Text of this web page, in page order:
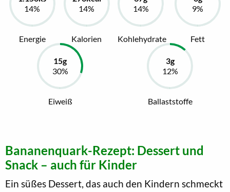
Energie Kalorien Kohlehydrate Fett
Eiweiß Ballaststoffe
Bananenquark-Rezept: Dessert und
Snack – auch für Kinder
Ein süßes Dessert, das auch den Kindern schmeckt